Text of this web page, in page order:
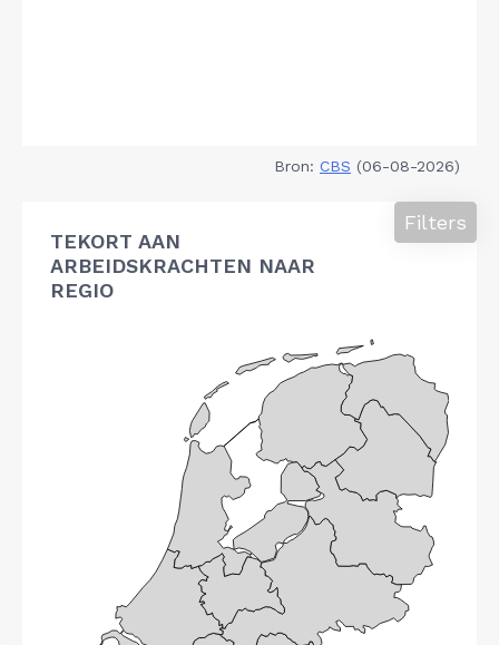
Bron: CBS (06-08-2026)
TEKORT AAN
ARBEIDSKRACHTEN NAAR
REGIO
Filters